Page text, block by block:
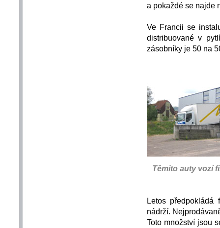
a pokaždé se najde
Ve Francii se
distribuované v
zásobníky je 50 na
Těmito auty vozí
Letos předpokládá
nádrží.
Toto množství jsou